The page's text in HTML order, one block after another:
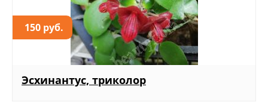
150 руб.
Эсхинантус, триколор